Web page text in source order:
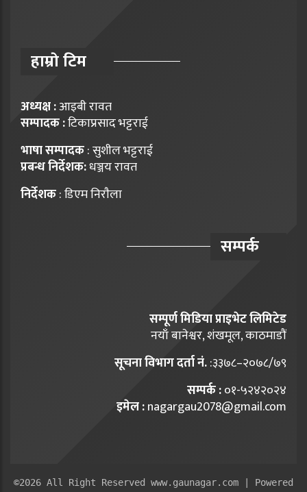
हाम्राे टिम
अध्यक्ष :आइबी रावत
सम्पादक :टिकाप्रसाद भट्टराई
भाषा सम्पादक: सुशील भट्टराई
प्रबन्ध निर्देशक:धञ्जय रावत
निर्देशक: डिएम निराैला
सम्पर्क
सम्पूर्ण मिडिया प्राइभेट लिमिटेड
नयाँ बानेश्वर, शंखमूल, काठमाडौं
सूचना विभाग दर्ता नं.:३३७८–२०७८/७९
सम्पर्क :०१-५२४२०२४
इमेल :nagargau2078@gmail.com
©2026 All Right Reserved www.gaunagar.com | Powered